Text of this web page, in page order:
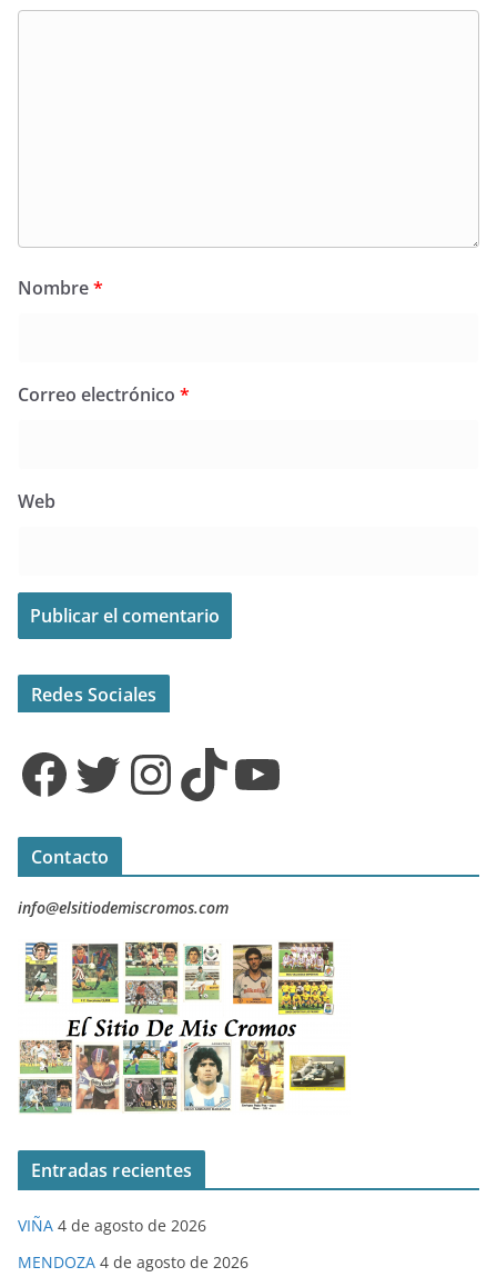
Nombre*
Correo electrónico *
Web
Redes Sociales
Facebook Twitter InstagramTikTok YouTube
Contacto
info@elsitiodemiscromos.com
Entradas recientes
VIÑA 4 de agosto de 2026
MENDOZA 4 de agosto de 2026